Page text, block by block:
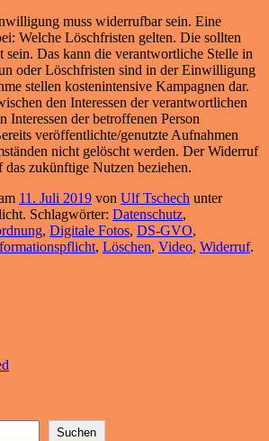
muss widerrufbar sein. Eine
Welche Löschfristen gelten. Die sollten
sein. Das kann die verantwortliche Stelle in
oder Löschfristen sind in der Einwilligung
stellen kostenintensive Kampagnen dar.
den Interessen der verantwortlichen
Interessen der betroffenen Person
veröffentlichte/genutzte Aufnahmen
nicht gelöscht werden. Der Widerruf
das zukünftige Nutzen beziehen.
11. Juli 2019 von Ulf Tschech unter
Schlagwörter: Datenschutz,
, Digitale Fotos, DS-GVO,
, Löschen, Video, Widerruf.
Suchen